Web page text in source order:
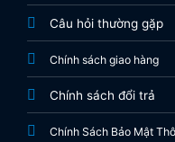
Câu hỏi thường gặp
Chính sách giao hàng
Chính sách đổi trả
Chính Sách Bảo Mật